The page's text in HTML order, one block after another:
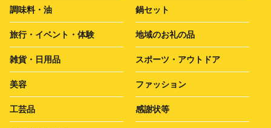
調味料・油 鍋セット
旅行・イベント・体験 地域のお礼の品
雑貨・日用品 スポーツ・アウトドア
美容 ファッション
工芸品 感謝状等